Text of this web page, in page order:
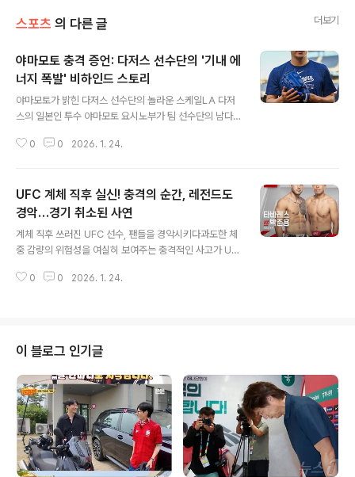
스포츠 의 다른 글 더보기
야마모토 충격 증언: 다저스 선수단의 '기내 에
너지 폭발' 비하인드 스토리
야마모토가 밝힌 다저스 선수단의 놀라운 스케일LA 다저
스의 일본인 투수 야마모토 요시노부가 팀 선수단의 남다
그 진출 후 모든 면에서 '스케일이 다르다'는 것을 느꼈다고
수 있다는 점에 깊은 인상을 받았다고 합니다. 이러한 시스
템은 선수들이 이동 중에도 곧바로 휴식을 취하고 경기에
집중할 수 있도록 돕는다고 하니, 역시 프로의 세계는 다르
다는 것을 새삼 느끼게 합니다. 기내에서 펼쳐진 '에너지 넘
치는' 다저스 선수단야마모토는 메이저리그 팀의 이동 방
식에 대해 이야기하며, 특히 전용 비행기 안에서의 선수단
0 0 2026. 1. 24.
UFC 계체 직후 실신! 충격의 순간, 레전드도
경악…경기 취소된 사연
계체 직후 쓰러진 UFC 선수, 팬들을 경악시키다과도한 체
중 감량의 위험성을 여실히 보여주는 충격적인 사고가 UF
런 스마더맨 선수가 밴텀급 한계 체중을 맞춘 직후, 저울에
시 병원으로 이송되었으며, 다행히 의식을 되찾았지만 극
심한 탈수 증세로 인해 경기에 나설 수 없게 되었습니다. 이
사건은 극한의 체중 감량이 선수에게 얼마나 치명적인 영
향을 미칠 수 있는지 다시 한번 경각심을 일깨우고 있습니
다. 생중계된 충격의 순간, 전문가들도 놀라움을 금치 못하
다스마더맨 선수의 실신 장면은 메인..
0 0 2026. 1. 24.
이 블로그 인기글